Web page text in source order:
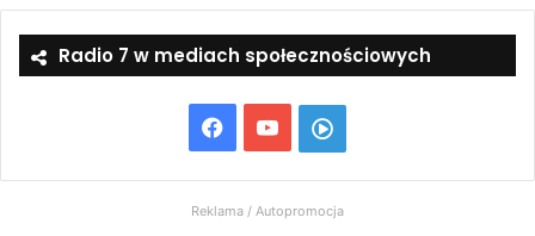
Radio 7 w mediach społecznościowych
Facebook
YouTubeWłącz
Radio
7
Reklama / Autopromocja